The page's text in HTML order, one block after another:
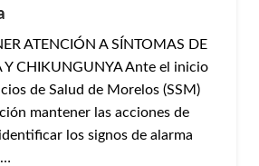
ATENCIÓN A SÍNTOMAS DE
Y CHIKUNGUNYA Ante el inicio
de Salud de Morelos (SSM)
mantener las acciones de
los signos de alarma